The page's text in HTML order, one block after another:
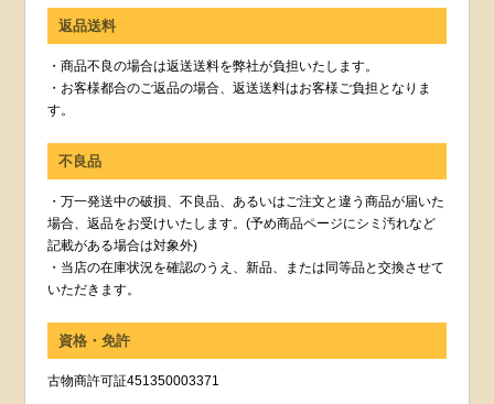
返品送料
・商品不良の場合は返送送料を弊社が負担いたします。
・お客様都合のご返品の場合、返送送料はお客様ご負担となりま
す。
不良品
・万一発送中の破損、不良品、あるいはご注文と違う商品が届いた
場合、返品をお受けいたします。(予め商品ページにシミ汚れなど
記載がある場合は対象外)
・当店の在庫状況を確認のうえ、新品、または同等品と交換させて
いただきます。
資格・免許
古物商許可証451350003371